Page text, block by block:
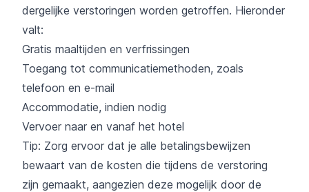
dergelijke verstoringen worden getroffen. Hieronder
valt:
Gratis maaltijden en verfrissingen
Toegang tot communicatiemethoden, zoals
telefoon en e-mail
Accommodatie, indien nodig
Vervoer naar en vanaf het hotel
Tip: Zorg ervoor dat je alle betalingsbewijzen
bewaart van de kosten die tijdens de verstoring
zijn gemaakt, aangezien deze mogelijk door de